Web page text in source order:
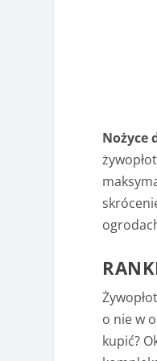
Nożyce
o nie w
kupić?